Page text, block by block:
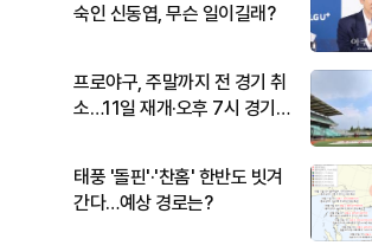
숙인 신동엽, 무슨 일이길래?
프로야구, 주말까지 전 경기 취
소…11일 재개·오후 7시 경기
태풍 '돌핀'·'찬홈' 한반도 빗겨
간다…예상 경로는?